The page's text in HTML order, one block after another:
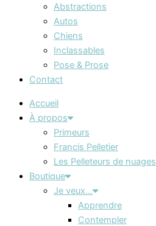
Abstractions
Autos
Chiens
Inclassables
Pose & Prose
Contact
Accueil
À propos
Primeurs
Francis Pelletier
Les Pelleteurs de nuages
Boutique
Je veux…
Apprendre
Contempler